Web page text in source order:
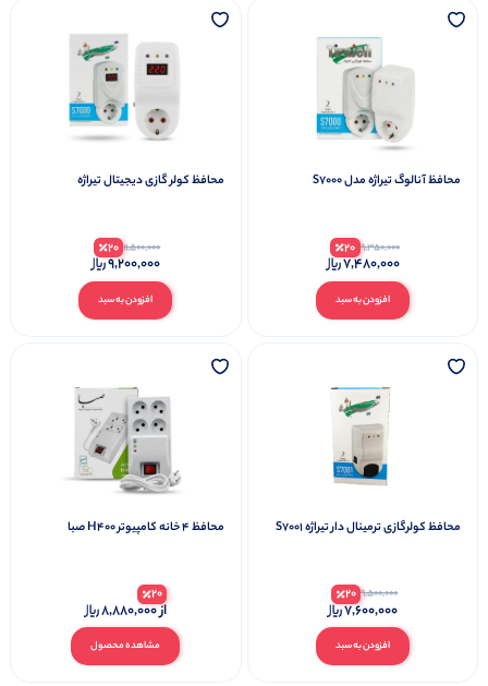
محافظ آنالوگ تیراژه مدل S7000
افزودن به سبد
9,350,000
20
7,480,000
محافظ کولر گازی دیجیتال تیراژه
افزودن به سبد
11,500,000
20
9,200,000
محافظ کولرگازی ترمینال دار تیراژه S7001
افزودن به سبد
9,500,000
20
7,600,000
محافظ ۴ خانه کامپیوتر H400 صبا
مشاهده محصول
20
از8,880,000